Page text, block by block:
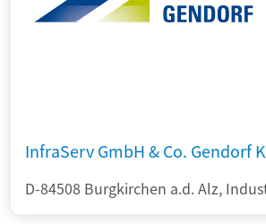
InfraServ GmbH & Co. Gendorf
D-84508 Burgkirchen a.d. Alz,